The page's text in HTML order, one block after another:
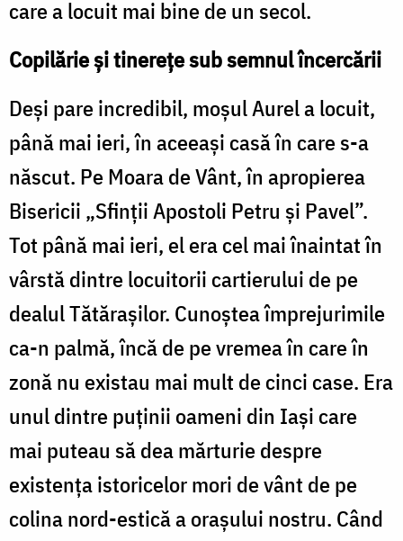
care a locuit mai bine de un secol.
Copilărie și tinerețe sub semnul încercării
Deşi pare incredibil, moșul Aurel a locuit,
până mai ieri, în aceeaşi casă în care s-a
născut. Pe Moara de Vânt, în apropierea
Bisericii „Sfinţii Apostoli Petru şi Pavel”.
Tot până mai ieri, el era cel mai înaintat în
vârstă dintre locuitorii cartierului de pe
dealul Tătărașilor. Cunoştea împrejurimile
ca-n palmă, încă de pe vremea în care în
zonă nu existau mai mult de cinci case. Era
unul dintre puținii oameni din Iași care
mai puteau să dea mărturie despre
existența istoricelor mori de vânt de pe
colina nord-estică a orașului nostru. Când